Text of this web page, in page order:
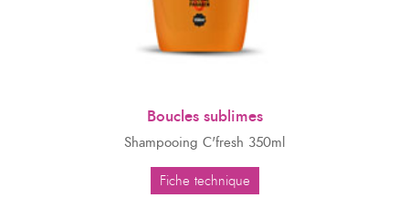
Boucles sublimes
Shampooing C'fresh 350ml
Fiche technique